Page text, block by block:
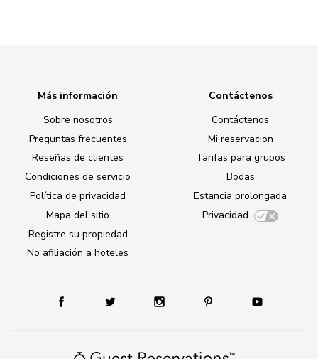
Más información
Sobre nosotros
Preguntas frecuentes
Reseñas de clientes
Condiciones de servicio
Política de privacidad
Mapa del sitio
Registre su propiedad
No afiliación a hoteles
Contáctenos
Contáctenos
Mi reservacion
Tarifas para grupos
Bodas
Estancia prolongada
Privacidad